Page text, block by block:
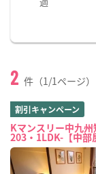
2 件（1/1ページ）
割引キャンペーン
Kマンスリー中九州
203・1LDK-【中